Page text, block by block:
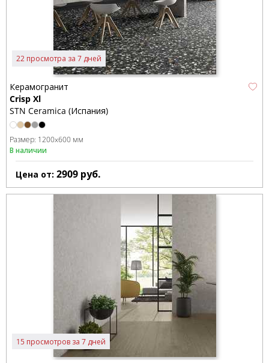
22 просмотра за 7 дней
Керамогранит
Crisp Xl
STN Ceramica (Испания)
Размер: 1200x600 мм
В наличии
Цена от: 2909 руб.
15 просмотров за 7 дней